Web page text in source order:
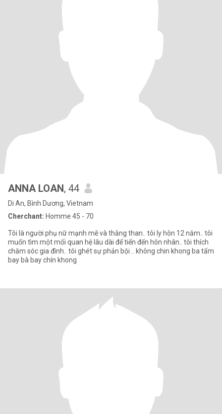
ANNA LOAN, 44
Di An, Bình Dương, Vietnam
Cherchant: Homme 45 - 70
Tôi là người phụ nữ mạnh mẽ và thằng than.. tôi ly hôn 12 năm.. tôi
muốn tìm một mối quan hệ lâu dài để tiến đến hôn nhân.. tôi thích
chăm sóc gia đình.. tôi ghét sự phản bội .. không chin khong ba tấm
bay bà bay chín khong